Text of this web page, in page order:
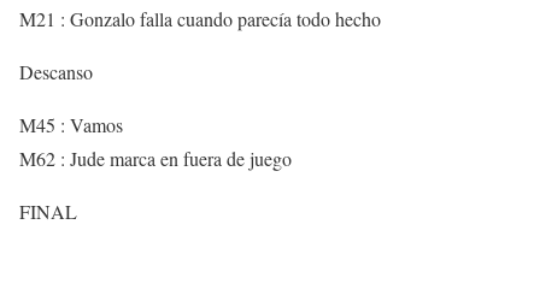
M21 : Gonzalo falla cuando parecía todo hecho
Descanso
M45 : Vamos
M62 : Jude marca en fuera de juego
FINAL